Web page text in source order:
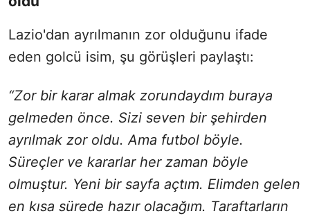
Lazio'dan ayrılmanın zor olduğunu ifade
eden golcü isim, şu görüşleri paylaştı:
“Zor bir karar almak zorundaydım buraya
gelmeden önce. Sizi seven bir şehirden
ayrılmak zor oldu. Ama futbol böyle.
Süreçler ve kararlar her zaman böyle
olmuştur. Yeni bir sayfa açtım. Elimden gelen
en kısa sürede hazır olacağım. Taraftarların